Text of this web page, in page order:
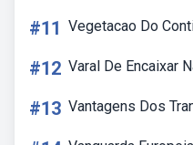
#11 Vegetacao Do
#12 Varal De Encaixar
#13 Vantagens Dos